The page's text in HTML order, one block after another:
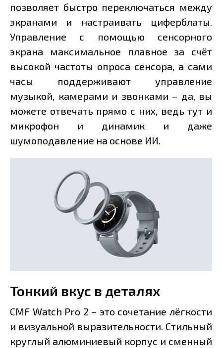
позволяет быстро переключаться между
экранами и настраивать циферблаты.
Управление с помощью сенсорного
экрана максимальное плавное за счёт
высокой частоты опроса сенсора, а сами
часы поддерживают управление
музыкой, камерами и звонками – да, вы
можете отвечать прямо с них, ведь тут и
микрофон и динамик и даже
шумоподавление на основе ИИ.
Тонкий вкус в деталях
CMF Watch Pro 2 – это сочетание лёгкости
и визуальной выразительности. Стильный
круглый алюминиевый корпус и сменный